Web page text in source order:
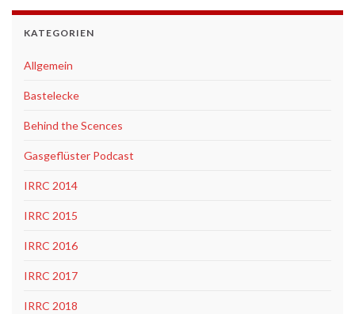
KATEGORIEN
Allgemein
Bastelecke
Behind the Scences
Gasgeflüster Podcast
IRRC 2014
IRRC 2015
IRRC 2016
IRRC 2017
IRRC 2018